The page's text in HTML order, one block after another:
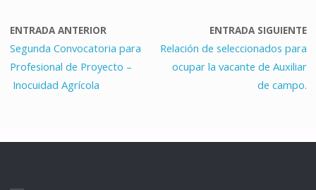
Programa Vigilancia
Epidemiológica
Fitosanitaria. Campaña de
Protección Fitosanitaria
Moscas de la Fruta…
ENTRADA ANTERIOR
Segunda Convocatoria para
Profesional de Proyecto –
Inocuidad Agrícola
ENTRADA SIGUIENTE
Relación de seleccionados para
ocupar la vacante de Auxiliar
de campo.